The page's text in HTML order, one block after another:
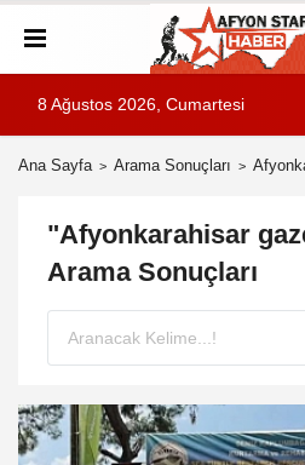
8 Ağustos 2026, Cumartesi
Ana Sayfa Arama Sonuçları
"Afyonkarahisar
Arama Sonuçları